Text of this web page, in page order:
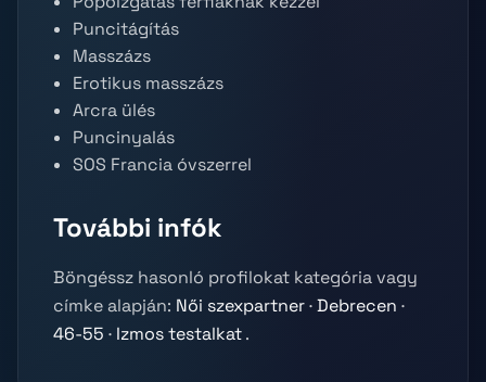
Puncitágítás
Masszázs
Erotikus masszázs
Arcra ülés
Puncinyalás
SOS Francia óvszerrel
További infók
Böngéssz hasonló profilokat kategória vagy
címke alapján: Női szexpartner·Debrecen ·
46-55 · Izmos testalkat.